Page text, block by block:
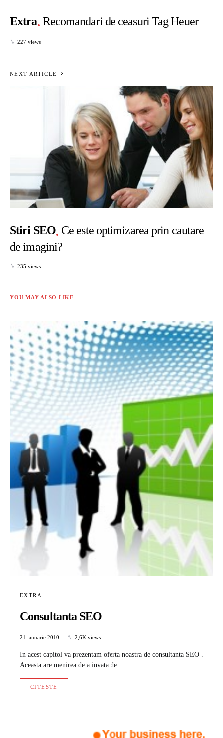
Extra Recomandari de ceasuri Tag Heuer
227 views
NEXT ARTICLE
Stiri SEO Ce este optimizarea prin cautare
de imagini?
235 views
YOU MAY ALSO LIKE
EXTRA
Consultanta SEO
21 ianuarie 2010 2,6K views
In acest capitol va prezentam oferta noastra de consultanta SEO .
Aceasta are menirea de a invata de…
CITESTE